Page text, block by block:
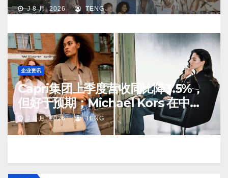
J 8 月, 2026 TENG
企业资讯
Capri集团上季度营收同比降3.5%，
但好于预期；Michael Kors 在中国
市场持续向好
J 8 月, 2026 TENG